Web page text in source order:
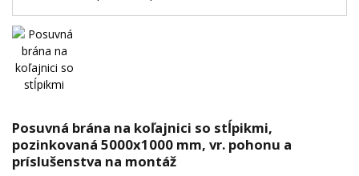
Posuvná brána na koľajnici so stĺpikmi,
pozinkovaná 5000x1000 mm, vr. pohonu a
príslušenstva na montáž